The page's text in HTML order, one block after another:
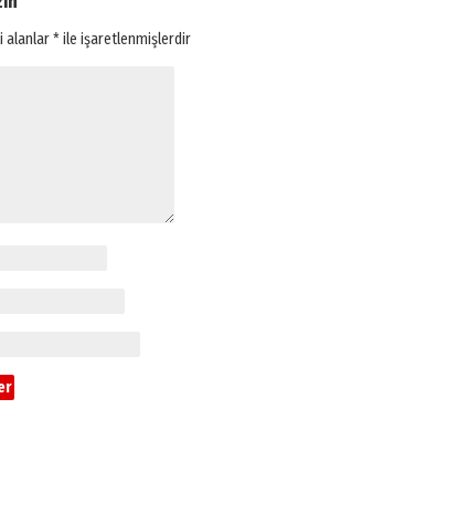
alanlar*ile işaretlenmişlerdir